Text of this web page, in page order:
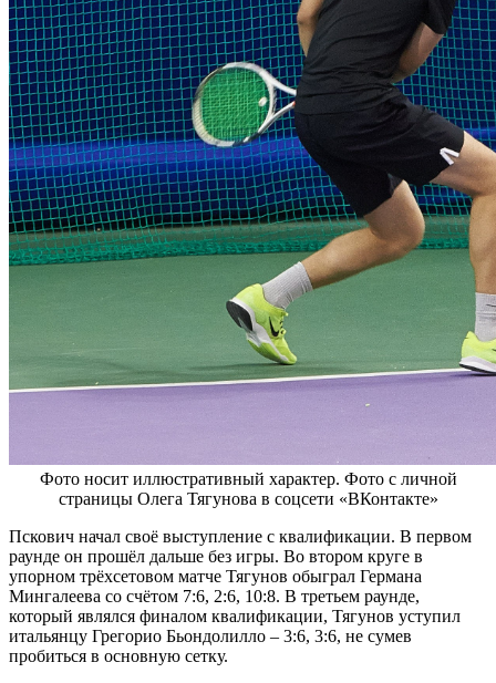
Фото носит иллюстративный характер. Фото с личной
страницы Олега Тягунова в соцсети «ВКонтакте»
Пскович начал своё выступление с квалификации. В первом
раунде он прошёл дальше без игры. Во втором круге в
упорном трёхсетовом матче Тягунов обыграл Германа
Мингалеева со счётом 7:6, 2:6, 10:8. В третьем раунде,
который являлся финалом квалификации, Тягунов уступил
итальянцу Грегорио Бьондолилло – 3:6, 3:6, не сумев
пробиться в основную сетку.